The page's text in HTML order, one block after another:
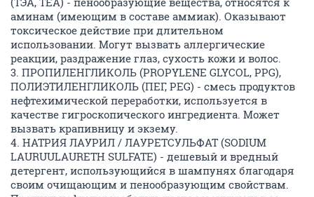
аминам (имеющим в составе аммиак). Оказывают
токсическое действие при длительном
использовании. Могут вызвать аллергические
реакции, раздражение глаз, сухость кожи и волос.
3. ПРОПИЛЕНГЛИКОЛЬ (PROPYLENE GLYCOL, PPG),
ПОЛИЭТИЛЕНГЛИКОЛЬ (ПЕГ, PEG) - смесь продуктов
нефтехимической переработки, используется в
качестве гигроскопического ингредиента. Может
вызвать крапивницу и экзему.
4. НАТРИЯ ЛАУРИЛ / ЛАУРЕТСУЛЬФАТ (SODIUM
LAURUULAURETH SULFATE) - дешевый и вредный
детергент, использующийся в шампунях благодаря
своим очищающим и пенообразующим свойствам.